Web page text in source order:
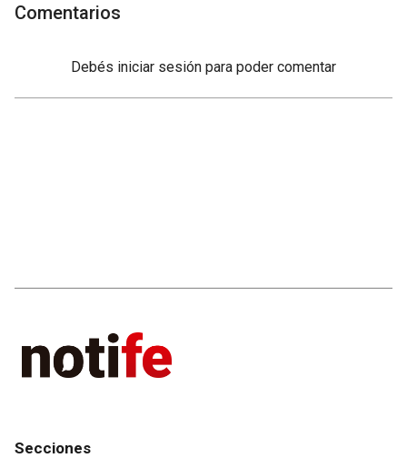
Comentarios
Debés iniciar sesión para poder comentar
Secciones